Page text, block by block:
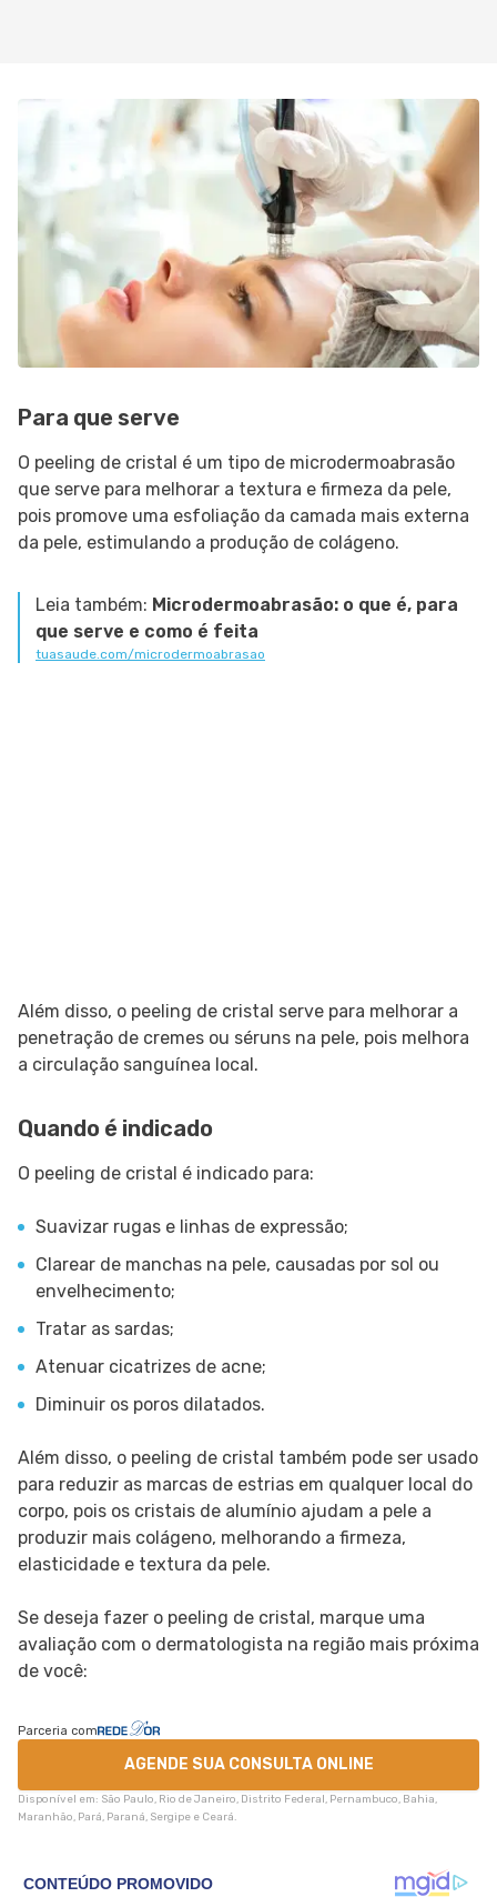
Para que serve
O peeling de cristal é um tipo de microdermoabrasão
que serve para melhorar a textura e firmeza da pele,
pois promove uma esfoliação da camada mais externa
da pele, estimulando a produção de colágeno.
Leia também: Microdermoabrasão: o que é, para
que serve e como é feita
tuasaude.com/microdermoabrasao
Além disso, o peeling de cristal serve para melhorar a
penetração de cremes ou séruns na pele, pois melhora
a circulação sanguínea local.
Quando é indicado
O peeling de cristal é indicado para:
Suavizar rugas e linhas de expressão;
Clarear de manchas na pele, causadas por sol ou
envelhecimento;
Tratar as sardas;
Atenuar cicatrizes de acne;
Diminuir os poros dilatados.
Além disso, o peeling de cristal também pode ser usado
para reduzir as marcas de estrias em qualquer local do
corpo, pois os cristais de alumínio ajudam a pele a
produzir mais colágeno, melhorando a firmeza,
elasticidade e textura da pele.
Se deseja fazer o peeling de cristal, marque uma
avaliação com o dermatologista na região mais próxima
de você:
Parceria com
AGENDE SUA CONSULTA ONLINE
Disponível em: São Paulo, Rio de Janeiro, Distrito Federal, Pernambuco, Bahia,
Maranhão, Pará, Paraná, Sergipe e Ceará.